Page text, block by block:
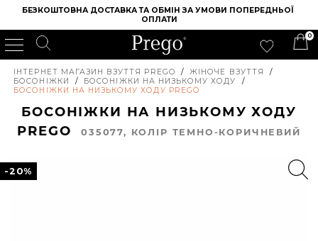
БЕЗКОШТОВНА ДОСТАВКА ТА ОБМІН ЗА УМОВИ ПОПЕРЕДНЬОЇ
ОПЛАТИ
0
ІНТЕРНЕТ МАГАЗИН ВЗУТТЯ PREGO / ЖІНОЧЕ ВЗУТТЯ
/
БОСОНІЖКИ
/ БОСОНІЖКИ НА НИЗЬКОМУ ХОДУ
/
БОСОНІЖКИ НА НИЗЬКОМУ ХОДУ PREGO
БОСОНІЖКИ НА НИЗЬКОМУ ХОДУ
PREGO035077, КОЛIР ТЕМНО-КОРИЧНЕВИЙ
-20%